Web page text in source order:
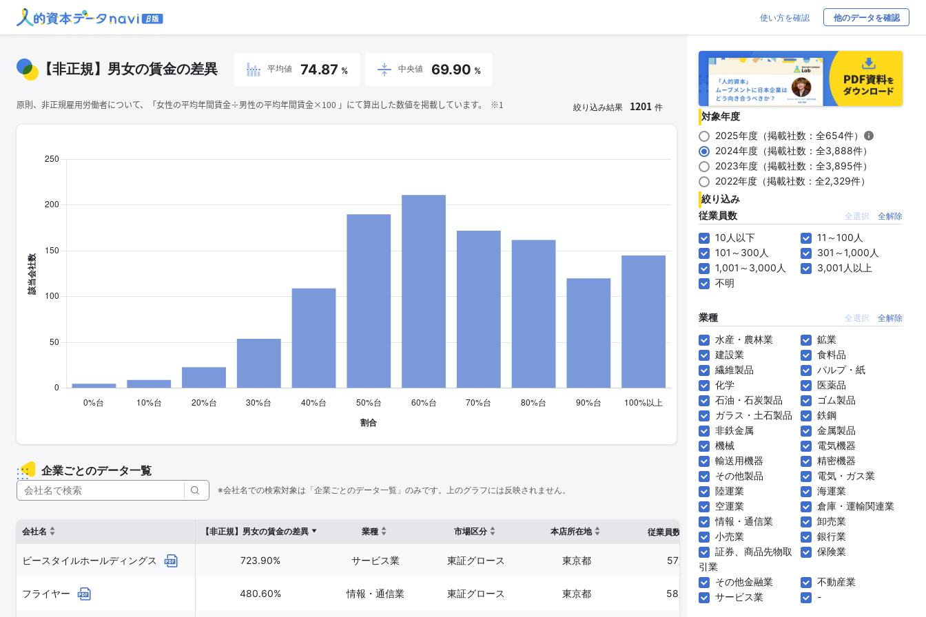
使い方を確認 他のデータを確認
【非正規】男女の賃金の差異 平均値 74.87 % 中央値 69.90 %
原則、非正規雇用労働者について、「女性の平均年間賃金÷男性の平均年間賃金×100 」にて算出した数値を掲載しています。 ※1 絞り込み結果 1201 件
企業ごとのデータ一覧
※会社名での検索対象は「企業ごとのデータ一覧」のみです。上のグラフには反映されません。
会社名 【非正規】男女の賃金の差異 業種 市場区分 本店所在地 従業員数 臨時従業員数 ※2 確認した有報締日
ビースタイルホールディングス 723.90% サービス業 東証グロース 東京都 57人 4人 2025年03月31日
フライヤー 480.60% 情報・通信業 東証グロース 東京都 58人
対象年度
2025年度（掲載社数：全654件）
2024年度（掲載社数：全3,888件）
2023年度（掲載社数：全3,895件）
2022年度（掲載社数：全2,329件）
絞り込み
従業員数
全選択 全解除
10人以下
11～100人
101～300人
301～1,000人
1,001～3,000人
3,001人以上
不明
業種 全選択 全解除
水産・農林業
鉱業
建設業
食料品
繊維製品
パルプ・紙
化学
医薬品
石油・石炭製品
ゴム製品
ガラス・土石製品
鉄鋼
非鉄金属
金属製品
機械
電気機器
輸送用機器
精密機器
その他製品
電気・ガス業
陸運業
海運業
空運業
倉庫・運輸関連業
情報・通信業
卸売業
小売業
銀行業
証券、商品先物取
引業
保険業
その他金融業
不動産業
サービス業
-